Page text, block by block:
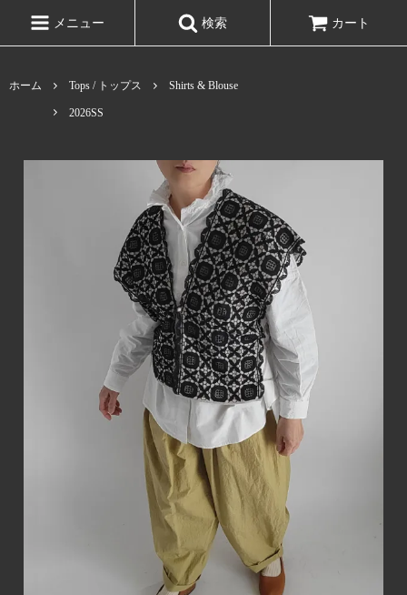
メニュー 検索 カート
ホーム Tops / トップス Shirts & Blouse
2026SS